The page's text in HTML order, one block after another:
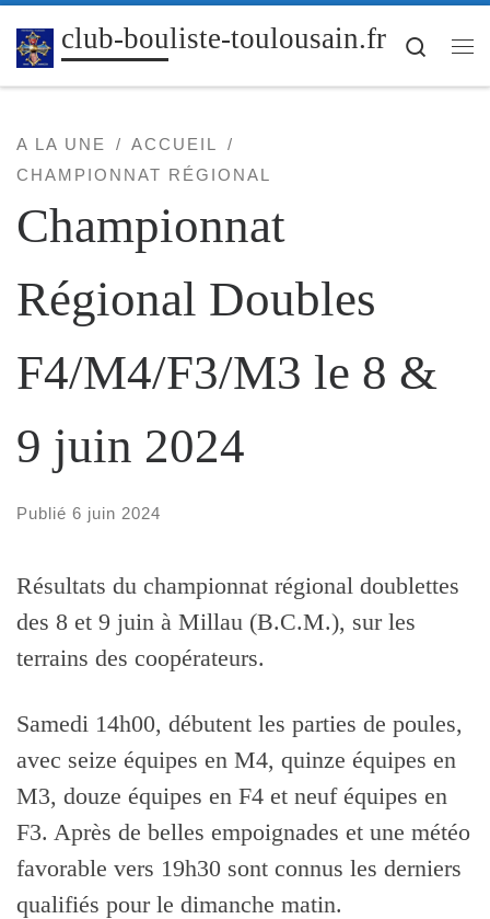
Passer au contenu
club-bouliste-toulousain.fr
Search
A LA UNE
ACCUEIL
CHAMPIONNAT RÉGIONAL
Championnat
Régional Doubles
F4/M4/F3/M3 le 8 &
9 juin 2024
Publié 6 juin 2024
Résultats du championnat régional doublettes
des 8 et 9 juin à Millau (B.C.M.), sur les
terrains des coopérateurs.
Samedi 14h00, débutent les parties de poules,
avec seize équipes en M4, quinze équipes en
M3, douze équipes en F4 et neuf équipes en
F3. Après de belles empoignades et une météo
favorable vers 19h30 sont connus les derniers
qualifiés pour le dimanche matin.